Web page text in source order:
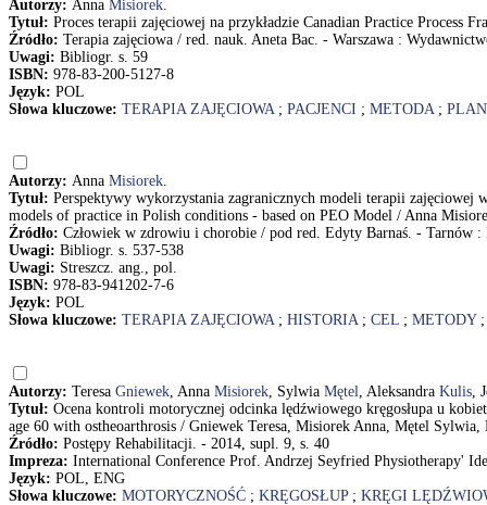
Autorzy: Anna Misiorek.
Tytuł: Proces terapii zajęciowej na przykładzie Canadian Practice Process
Źródło: Terapia zajęciowa / red. nauk. Aneta Bac. - Warszawa :
Uwagi: Bibliogr. s. 59
ISBN: 978-83-200-5127-8
Język: POL
Słowa kluczowe: TERAPIA ZAJĘCIOWA; PACJENCI ; METODA;
Autorzy: Anna Misiorek.
Tytuł: Perspektywy wykorzystania zagranicznych modeli terapii zajęciowej
models of practice in Polish conditions - based on PEO Model / Anna
Źródło: Człowiek w zdrowiu i chorobie / pod red. Edyty Barnaś. - Tarnów
Uwagi: Bibliogr. s. 537-538
Uwagi: Streszcz. ang., pol.
ISBN: 978-83-941202-7-6
Język: POL
Słowa kluczowe: TERAPIA ZAJĘCIOWA; HISTORIA; CEL ; METODY
Autorzy: Teresa Gniewek, Anna Misiorek, Sylwia Mętel, Aleksandra Kulis,
Tytuł: Ocena kontroli motorycznej odcinka lędźwiowego kręgosłupa u
age 60 with ostheoarthrosis / Gniewek Teresa, Misiorek Anna, Mętel
Źródło: Postępy Rehabilitacji. - 2014, supl. 9, s. 40
Impreza: International Conference Prof. Andrzej Seyfried Physiotherapy'
Język: POL, ENG
Słowa kluczowe: MOTORYCZNOŚĆ ; KRĘGOSŁUP; KRĘGI